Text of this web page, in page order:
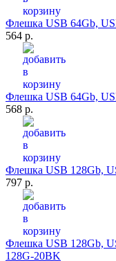
Флешка USB 64Gb,
564 р.
Флешка USB 64Gb,
568 р.
Флешка USB 128Gb,
797 р.
Флешка USB 128Gb,
128G-20BK